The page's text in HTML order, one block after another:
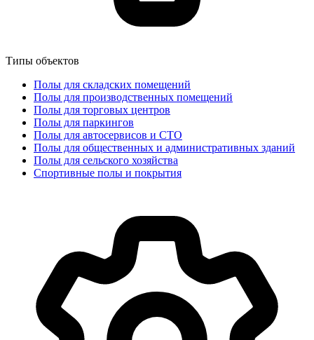
Типы объектов
Полы для складских помещений
Полы для производственных помещений
Полы для торговых центров
Полы для паркингов
Полы для автосервисов и СТО
Полы для общественных и административных зданий
Полы для сельского хозяйства
Спортивные полы и покрытия